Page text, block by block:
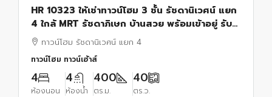
HR 10323 ให้เช่าทาวน์โฮม 3 ชั้น รัชดานิเวศน์ แยก
4 ใกล้ MRT รัชดาภิเษก บ้านสวย พร้อมเข้าอยู่ รับ
ชาวต่างชาติ
ทาวน์โฮม รัชดานิเวศน์ แยก 4
ทาวน์โฮม ทาวน์เฮ้าส์
4
ห้องนอน
4
ห้องน้ำ
400
ตร.ม.
40
ตร.ว.